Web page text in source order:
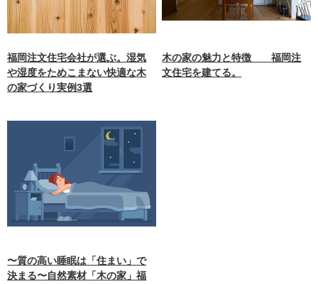
福岡注文住宅会社が選ぶ。湿気
や湿度をためこまない快適な木
の家づくり実例3選
木の家の魅力と特徴 福岡注
文住宅を建てる。
〜質の高い睡眠は「住まい」で
決まる〜自然素材「木の家」福